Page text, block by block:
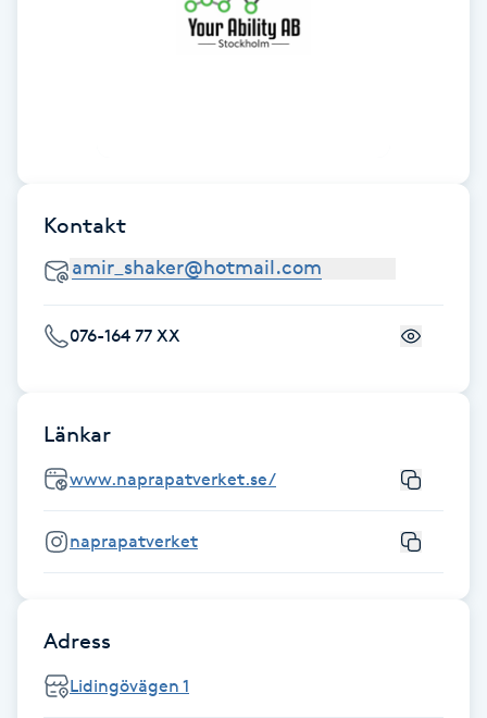
Fransfärgning
Fransförlängning
Fransförlängning Megavolym
Fransförlängning Volym
Fransk manikyr
Fransrengöring
Frekvensterapi
Friskvård
Kontakt
076-164 77 XX
Länkar
www.naprapatverket.se/
naprapatverket
Adress
Lidingövägen 1